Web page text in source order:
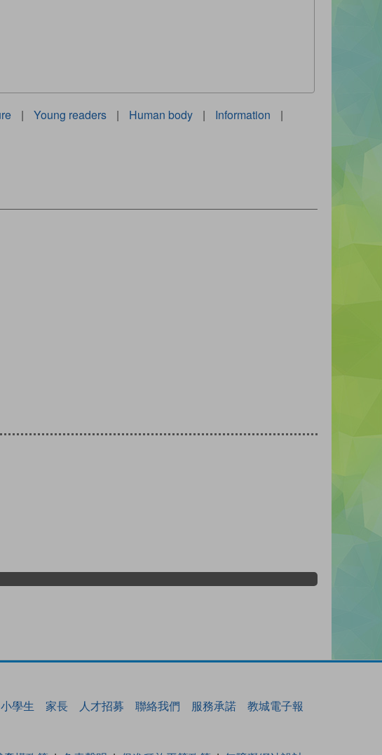
| Young readers | Human body | Information
|
小學生 家長 人才招募 聯絡我們 服務承諾 教城電子報